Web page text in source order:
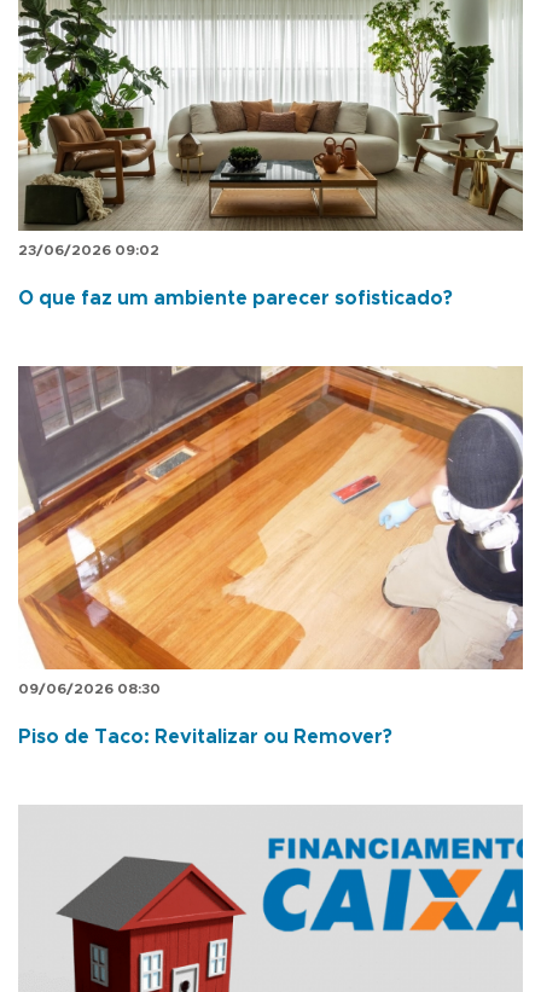
23/06/2026 09:02
O que faz um ambiente parecer sofisticado?
09/06/2026 08:30
Piso de Taco: Revitalizar ou Remover?